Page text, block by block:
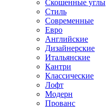
Скошенные углы
Стиль
Современные
Евро
Английские
Дизайнерские
Итальянские
Кантри
Классические
Лофт
Модерн
Прованс